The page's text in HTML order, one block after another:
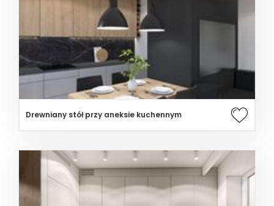
Drewniany stół przy aneksie kuchennym